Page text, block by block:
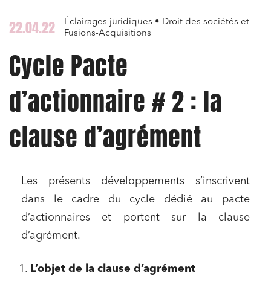
22.04.22
Éclairages juridiques • Droit des sociétés et
Fusions-Acquisitions
Cycle Pacte
d’actionnaire # 2 : la
clause d’agrément
Les présents développements s’inscrivent
dans le cadre du cycle dédié au pacte
d’actionnaires et portent sur la clause
d’agrément.
L’objet de la clause d’agrément